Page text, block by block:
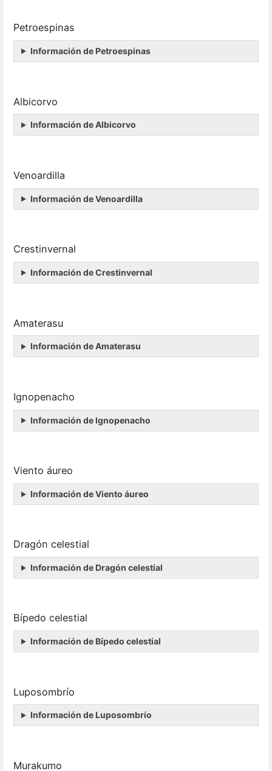
Petroespinas
Información de Petroespinas
Albicorvo
Información de Albicorvo
Venoardilla
Información de Venoardilla
Crestinvernal
Información de Crestinvernal
Amaterasu
Información de Amaterasu
Ignopenacho
Información de Ignopenacho
Viento áureo
Información de Viento áureo
Dragón celestial
Información de Dragón celestial
Bípedo celestial
Información de Bípedo celestial
Luposombrío
Información de Luposombrío
Murakumo